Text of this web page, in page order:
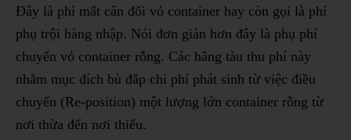
Đây là phí mất cân đối vỏ container hay còn gọi là phí
phụ trội hàng nhập. Nói đơn giản hơn đây là phụ phí
chuyển vỏ container rỗng. Các hãng tàu thu phí này
nhằm mục đích bù đắp chi phí phát sinh từ việc điều
chuyển (Re-position) một lượng lớn container rỗng từ
nơi thừa đến nơi thiếu.